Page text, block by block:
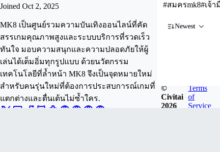
Joined Oct 2, 2025
MK8 เป็นศูนย์รวมความบันเทิงออนไลน์ที่คัด
สรรเกมคุณภาพสูงและระบบบริการที่รวดเร็ว
ทันใจ มอบความสนุกและความปลอดภัยให้ผู้
เล่นได้เต็มอิ่มทุกรูปแบบ ด้วยนวัตกรรม
เทคโนโลยีที่ล้ำหน้า MK8 จึงเป็นจุดหมายใหม่
สำหรับคนรุ่นใหม่ที่ต้องการประสบการณ์เกมที่
แตกต่างและตื่นเต้นไม่ซ้ำใคร.
#สมครmk8#เจ้
Newest
©
Civitai
2026
Terms
of
Service